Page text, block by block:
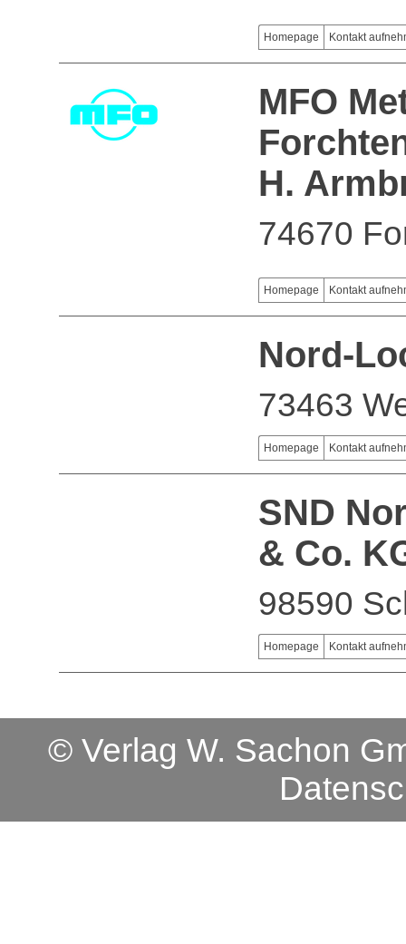
Homepage Kontakt
MFO
H.
74670
Homepage Kontakt
Nord-
73463
Homepage Kontakt
SND
& Co.
98590
Homepage Kontakt
© Verlag W. Sachon